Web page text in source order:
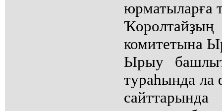
юрматыларға
комитетына
Ырыу
тураһында ла